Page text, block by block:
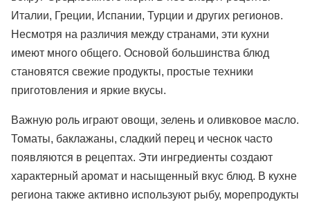
Италии, Греции, Испании, Турции и других регионов.
Несмотря на различия между странами, эти кухни
имеют много общего. Основой большинства блюд
становятся свежие продукты, простые техники
приготовления и яркие вкусы.
Важную роль играют овощи, зелень и оливковое масло.
Томаты, баклажаны, сладкий перец и чеснок часто
появляются в рецептах. Эти ингредиенты создают
характерный аромат и насыщенный вкус блюд. В кухне
региона также активно используют рыбу, морепродукты